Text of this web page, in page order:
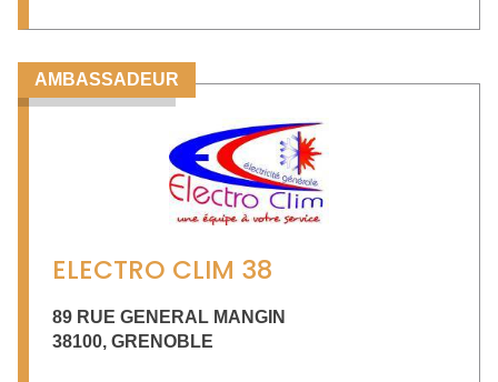
AMBASSADEUR
ELECTRO CLIM 38
89 RUE GENERAL MANGIN
38100, GRENOBLE